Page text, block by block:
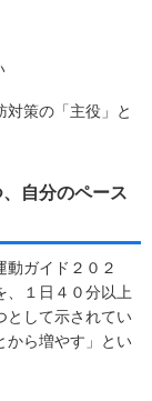
対策の「主役」と
自分のペース
動ガイド２０２
、１日４０分以上
として示されてい
から増やす」とい